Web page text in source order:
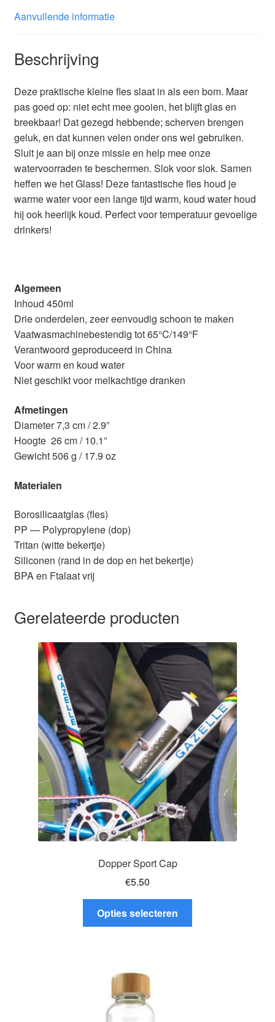
Aanvullende informatie
Beschrijving
Deze praktische kleine fles slaat in als een bom. Maar
pas goed op: niet echt mee gooien, het blijft glas en
breekbaar! Dat gezegd hebbende; scherven brengen
geluk, en dat kunnen velen onder ons wel gebruiken.
Sluit je aan bij onze missie en help mee onze
watervoorraden te beschermen. Slok voor slok. Samen
heffen we het Glass! Deze fantastische fles houd je
warme water voor een lange tijd warm, koud water houd
hij ook heerlijk koud. Perfect voor temperatuur gevoelige
drinkers!
Algemeen
Inhoud 450ml
Drie onderdelen, zeer eenvoudig schoon te maken
Vaatwasmachinebestendig tot 65°C/149°F
Verantwoord geproduceerd in China
Voor warm en koud water
Niet geschikt voor melkachtige dranken
Afmetingen
Diameter 7,3 cm / 2.9”
Hoogte 26 cm / 10.1”
Gewicht 506 g / 17.9 oz
Materialen
Borosilicaatglas (fles)
PP — Polypropylene (dop)
Tritan (witte bekertje)
Siliconen (rand in de dop en het bekertje)
BPA en Ftalaat vrij
Gerelateerde producten
Dopper Sport Cap
€5.50
Opties selecteren